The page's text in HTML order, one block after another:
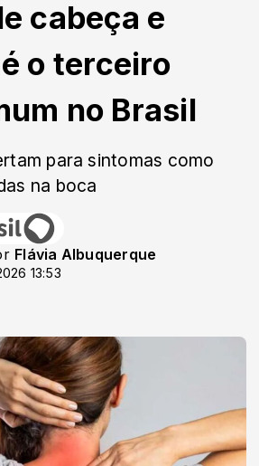
cabeça e
o terceiro
no Brasil
para sintomas como
na boca
Flávia Albuquerque
13:53